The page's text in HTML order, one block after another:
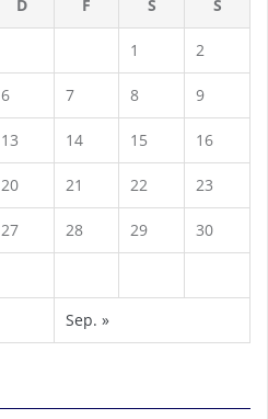
D F S S
1 2
6 7 8 9
13 14 15 16
20 21 22 23
27 28 29 30
Sep. »